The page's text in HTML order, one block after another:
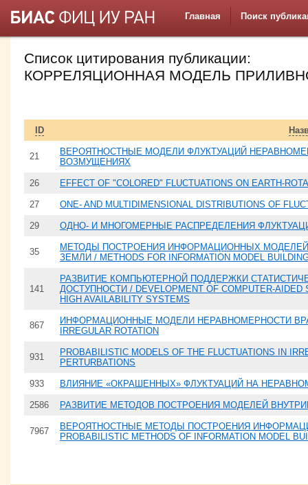
Главная Поиск
Список цитирования публикации:
КОРРЕЛЯЦИОННАЯ МОДЕЛЬ
ID
21
ВЕРОЯТНОСТНЫЕ МОДЕЛИ ФЛУКТУАЦИЙ
ВОЗМУЩЕНИЯХ
26 EFFECT OF "COLORED" FLUCTUATIONS ON EARTH-
27 ONE- AND MULTIDIMENSIONAL DISTRIBUTIONS OF
29 ОДНО- И МНОГОМЕРНЫЕ РАСПРЕДЕЛЕНИЯ
35
МЕТОДЫ ПОСТРОЕНИЯ ИНФОРМАЦИОННЫХ
ЗЕМЛИ / METHODS FOR INFORMATION MODEL
141
РАЗВИТИЕ КОМПЬЮТЕРНОЙ ПОДДЕРЖКИ
ДОСТУПНОСТИ / DEVELOPMENT OF COMPUTER-AIDED
HIGH AVAILABILITY SYSTEMS
867
ИНФОРМАЦИОННЫЕ МОДЕЛИ НЕРАВНОМЕРНОСТИ
IRREGULAR ROTATION
931
PROBABILISTIC MODELS OF THE FLUCTUATIONS IN
PERTURBATIONS
933 ВЛИЯНИЕ «ОКРАШЕННЫХ» ФЛУКТУАЦИЙ НА
2586 РАЗВИТИЕ МЕТОДОВ ПОСТРОЕНИЯ МОДЕЛЕЙ
7967
ВЕРОЯТНОСТНЫЕ МЕТОДЫ ПОСТРОЕНИЯ
PROBABILISTIC METHODS OF INFORMATION MODEL